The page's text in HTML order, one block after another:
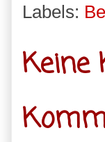
Labels:
Keine